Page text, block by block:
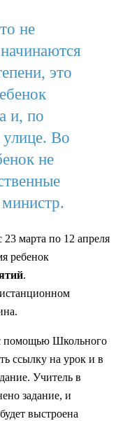
не
это
и, по
улице. Во
не
марта по 12 апреля
ребенок
.
помощью Школьного
ссылку на урок и в
Учитель в
задание, и
выстроена